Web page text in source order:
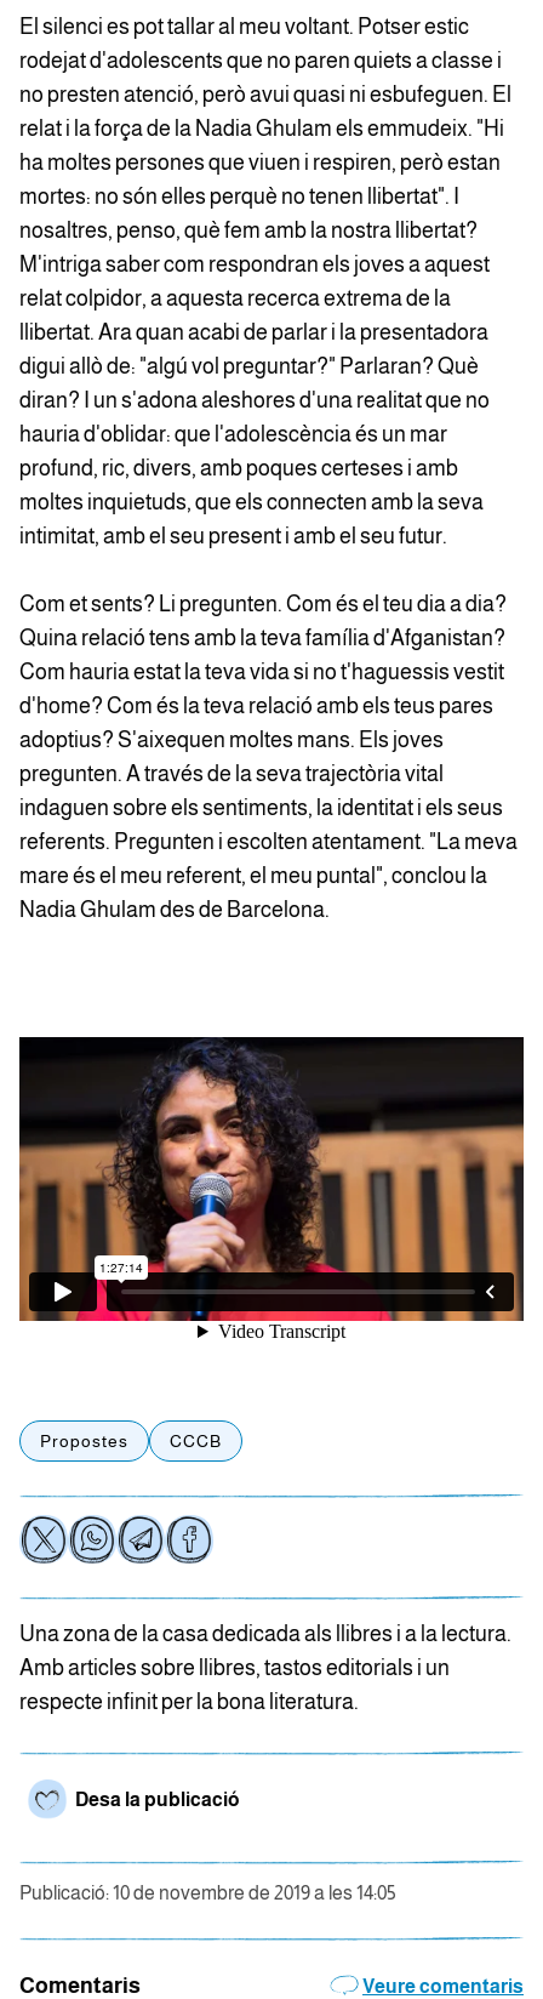
El silenci es pot tallar al meu voltant. Potser estic
rodejat d'adolescents que no paren quiets a classe i
no presten atenció, però avui quasi ni esbufeguen. El
relat i la força de la Nadia Ghulam els emmudeix. "Hi
ha moltes persones que viuen i respiren, però estan
mortes: no són elles perquè no tenen llibertat". I
nosaltres, penso, què fem amb la nostra llibertat?
M'intriga saber com respondran els joves a aquest
relat colpidor, a aquesta recerca extrema de la
llibertat. Ara quan acabi de parlar i la presentadora
digui allò de: "algú vol preguntar?" Parlaran? Què
diran? I un s'adona aleshores d'una realitat que no
hauria d'oblidar: que l'adolescència és un mar
profund, ric, divers, amb poques certeses i amb
moltes inquietuds, que els connecten amb la seva
intimitat, amb el seu present i amb el seu futur.
Com et sents? Li pregunten. Com és el teu dia a dia?
Quina relació tens amb la teva família d'Afganistan?
Com hauria estat la teva vida si no t'haguessis vestit
d'home? Com és la teva relació amb els teus pares
adoptius? S'aixequen moltes mans. Els joves
pregunten. A través de la seva trajectòria vital
indaguen sobre els sentiments, la identitat i els seus
referents. Pregunten i escolten atentament. "La meva
mare és el meu referent, el meu puntal", conclou la
Nadia Ghulam des de Barcelona.
Propostes CCCB
Una zona de la casa dedicada als llibres i a la lectura.
Amb articles sobre llibres, tastos editorials i un
respecte infinit per la bona literatura.
Desa la publicació
Publicació: 10 de novembre de 2019 a les 14:05
Comentaris Veure comentaris